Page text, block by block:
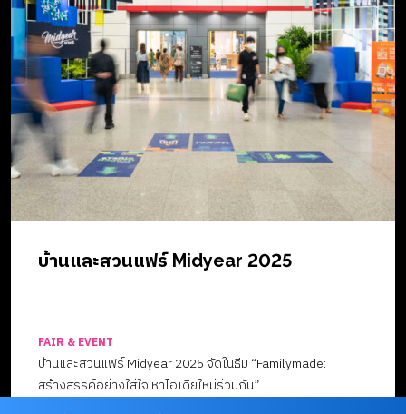
บ้านและสวนแฟร์ Midyear 2025
FAIR & EVENT
บ้านและสวนแฟร์ Midyear 2025 จัดในธีม “Familymade:
สร้างสรรค์อย่างใส่ใจ หาไอเดียใหม่ร่วมกัน”